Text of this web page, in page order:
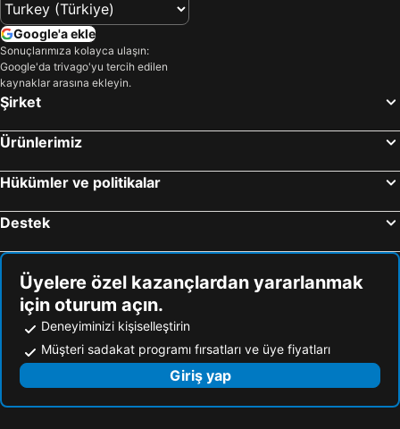
Google'a ekle
Sonuçlarımıza kolayca ulaşın:
Google'da trivago'yu tercih edilen
kaynaklar arasına ekleyin.
Şirket
Ürünlerimiz
Hükümler ve politikalar
Destek
Üyelere özel kazançlardan yararlanmak
için oturum açın.
Deneyiminizi kişiselleştirin
Müşteri sadakat programı fırsatları ve üye fiyatları
Giriş yap